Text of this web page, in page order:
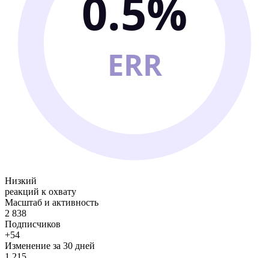
ERR
Низкий
реакций к охвату
Масштаб и активность
2 838
Подписчиков
+54
Изменение за 30 дней